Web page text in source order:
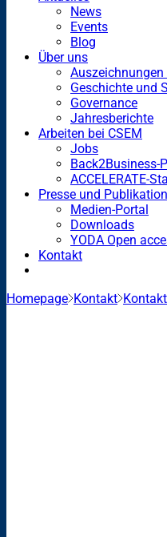
News
Events
Blog
Über uns
Geschichte und
Governance
Jahresberichte
Arbeiten bei CSEM
Jobs
Back2Business-
ACCELERATE-
Presse und
Medien-Portal
Downloads
YODA Open
Kontakt
Homepage Kontakt Kontakt